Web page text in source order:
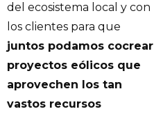
del ecosistema local y con
los clientes para que
juntos podamos cocrear
proyectos eólicos que
aprovechen los tan
vastos recursos